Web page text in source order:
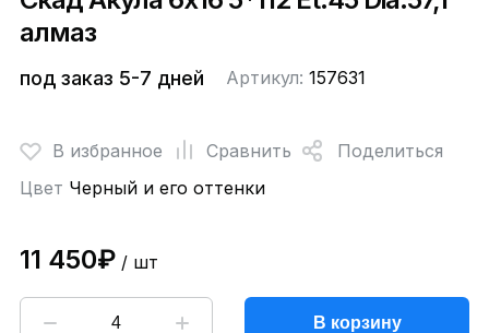
алмаз
под заказ 5-7 дней Артикул: 157631
В избранное Сравнить
Поделиться
Цвет Черный и его оттенки
11 450₽/ шт
В корзину